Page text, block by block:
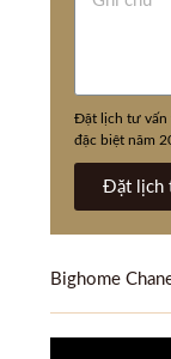
Đặt lịch tư vấn
đặc biệt năm
Đặt lịch
Bighome